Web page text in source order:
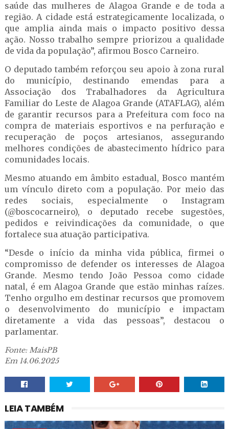
saúde das mulheres de Alagoa Grande e de toda a
região. A cidade está estrategicamente localizada, o
que amplia ainda mais o impacto positivo dessa
ação. Nosso trabalho sempre priorizou a qualidade
de vida da população”, afirmou Bosco Carneiro.
O deputado também reforçou seu apoio à zona rural
do município, destinando emendas para a
Associação dos Trabalhadores da Agricultura
Familiar do Leste de Alagoa Grande (ATAFLAG), além
de garantir recursos para a Prefeitura com foco na
compra de materiais esportivos e na perfuração e
recuperação de poços artesianos, assegurando
melhores condições de abastecimento hídrico para
comunidades locais.
Mesmo atuando em âmbito estadual, Bosco mantém
um vínculo direto com a população. Por meio das
redes sociais, especialmente o Instagram
(@boscocarneiro), o deputado recebe sugestões,
pedidos e reivindicações da comunidade, o que
fortalece sua atuação participativa.
“Desde o início da minha vida pública, firmei o
compromisso de defender os interesses de Alagoa
Grande. Mesmo tendo João Pessoa como cidade
natal, é em Alagoa Grande que estão minhas raízes.
Tenho orgulho em destinar recursos que promovem
o desenvolvimento do município e impactam
diretamente a vida das pessoas”, destacou o
parlamentar.
Fonte: MaisPB
Em 14.06.2025
LEIA TAMBÉM